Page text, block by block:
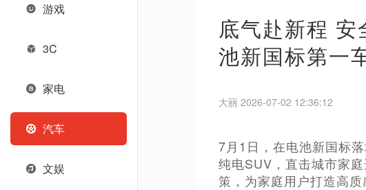
游戏
3C
家电
汽车
文娱
底气赴新程
池新国标第一
大丽 2026-07-02 12:36:12
7月1日，在电池新国标
纯电SUV，直击城市家
策，为家庭用户打造高质